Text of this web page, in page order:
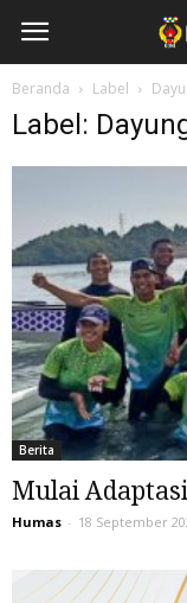
Beranda Label
Label:
Berita
Mulai
Humas - 18 September